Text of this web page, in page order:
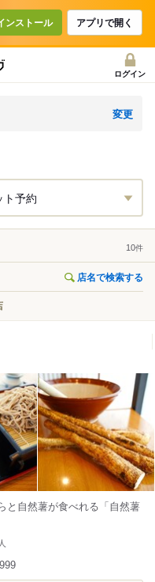
ンストール アプリで開く
ログイン
変更
ト予約
10件
店名で検索する
と自然薯が食べれる「自然薯
人